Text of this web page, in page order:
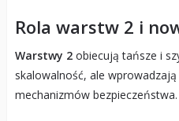
Rola warstw 2 i
Warstwy 2obiecują tańsze i
skalowalność, ale
mechanizmów bezpieczeństwa.